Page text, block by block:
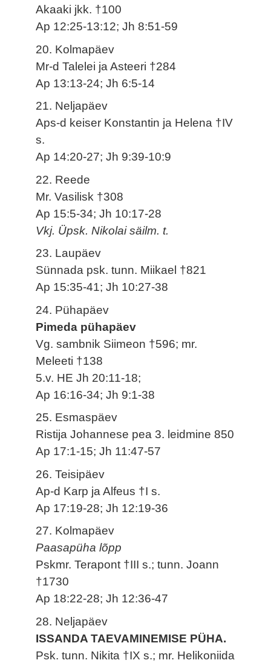
Akaaki jkk. †100
Ap 12:25-13:12; Jh 8:51-59
20. Kolmapäev
Mr-d Talelei ja Asteeri †284
Ap 13:13-24; Jh 6:5-14
21. Neljapäev
Aps-d keiser Konstantin ja Helena †IV
s.
Ap 14:20-27; Jh 9:39-10:9
22. Reede
Mr. Vasilisk †308
Ap 15:5-34; Jh 10:17-28
Vkj. Üpsk. Nikolai säilm. t.
23. Laupäev
Sünnada psk. tunn. Miikael †821
Ap 15:35-41; Jh 10:27-38
24. Pühapäev
Pimeda pühapäev
Vg. sambnik Siimeon †596; mr.
Meleeti †138
5.v. HE Jh 20:11-18;
Ap 16:16-34; Jh 9:1-38
25. Esmaspäev
Ristija Johannese pea 3. leidmine 850
Ap 17:1-15; Jh 11:47-57
26. Teisipäev
Ap-d Karp ja Alfeus †I s.
Ap 17:19-28; Jh 12:19-36
27. Kolmapäev
Paasapüha lõpp
Pskmr. Terapont †III s.; tunn. Joann
†1730
Ap 18:22-28; Jh 12:36-47
28. Neljapäev
ISSANDA TAEVAMINEMISE PÜHA.
Psk. tunn. Nikita †IX s.; mr. Helikoniida